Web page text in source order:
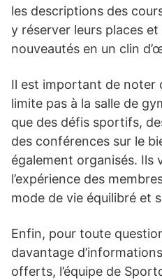
les descriptions des
y réserver leurs places
nouveautés en un clin
Il est important de noter
limite pas à la salle de
que des défis sportifs,
des conférences sur le
également organisés. Ils
l’expérience des
mode de vie équilibré et
Enfin, pour toute
davantage
offerts, l’équipe de